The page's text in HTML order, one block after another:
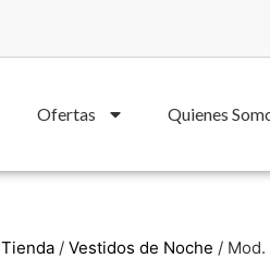
Ofertas Quienes
Tienda / Vestidos de Noche / Mod.